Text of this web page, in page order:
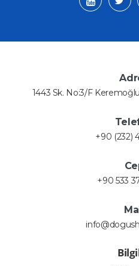
1443 Sk. No:3/F
+90 (232)
+90 533